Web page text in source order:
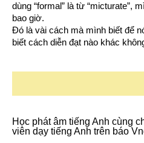
dùng “formal” là từ “micturate”,
bao giờ.
Đó là vài cách mà mình biết để
biết cách diễn đạt nào khác
Học phát âm tiếng Anh cùng
viên dạy tiếng Anh trên báo